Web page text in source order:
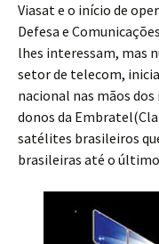
Viasat e o início de
Defesa e
lhes interessam, mas
setor de telecom,
nacional nas mãos dos
donos da
satélites brasileiros
brasileiras até o